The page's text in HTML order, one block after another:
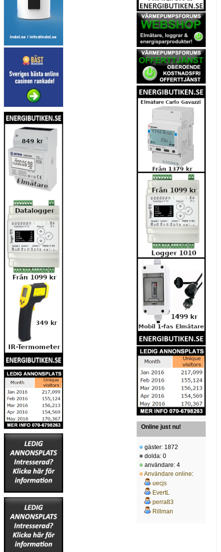
Online just nu!
gäster: 1872
dolda: 0
användare: 4
Användare online:
uecjs
EvertL
perra83
Rillman